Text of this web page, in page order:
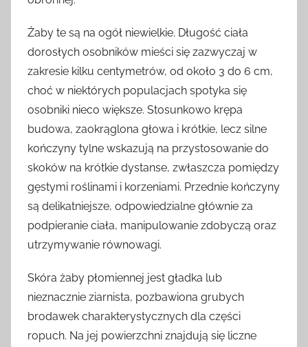
Żaby te są na ogół niewielkie. Długość ciała
dorosłych osobników mieści się zazwyczaj w
zakresie kilku centymetrów, od około 3 do 6 cm,
choć w niektórych populacjach spotyka się
osobniki nieco większe. Stosunkowo krępa
budowa, zaokrąglona głowa i krótkie, lecz silne
kończyny tylne wskazują na przystosowanie do
skoków na krótkie dystanse, zwłaszcza pomiędzy
gęstymi roślinami i korzeniami. Przednie kończyny
są delikatniejsze, odpowiedzialne głównie za
podpieranie ciała, manipulowanie zdobyczą oraz
utrzymywanie równowagi.
Skóra żaby płomiennej jest gładka lub
nieznacznie ziarnista, pozbawiona grubych
brodawek charakterystycznych dla części
ropuch. Na jej powierzchni znajdują się liczne